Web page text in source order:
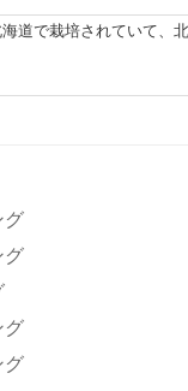
道で栽培されていて、
グ
グ
グ
グ